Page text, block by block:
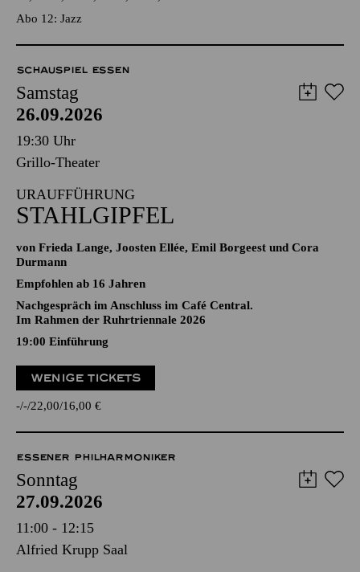
Abo 12: Jazz
SCHAUSPIEL ESSEN
Samstag
26.09.2026
19:30 Uhr
Grillo-Theater
URAUFFÜHRUNG
STAHLGIPFEL
von Frieda Lange, Joosten Ellée, Emil Borgeest und Cora
Durmann
Empfohlen ab 16 Jahren
Nachgespräch im Anschluss im Café Central.
Im Rahmen der Ruhrtriennale 2026
19:00 Einführung
WENIGE TICKETS
- - 22,00 16,00 €
ESSENER PHILHARMONIKER
Sonntag
27.09.2026
11:00 - 12:15
Alfried Krupp Saal